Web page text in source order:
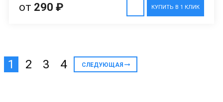
КУПИТЬ В 1 КЛИК
от 290 ₽
1 2 3 4 СЛЕДУЮЩАЯ